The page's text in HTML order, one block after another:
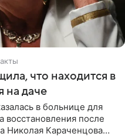
что находится в
на даче
в больнице для
восстановления после
Николая Караченцова